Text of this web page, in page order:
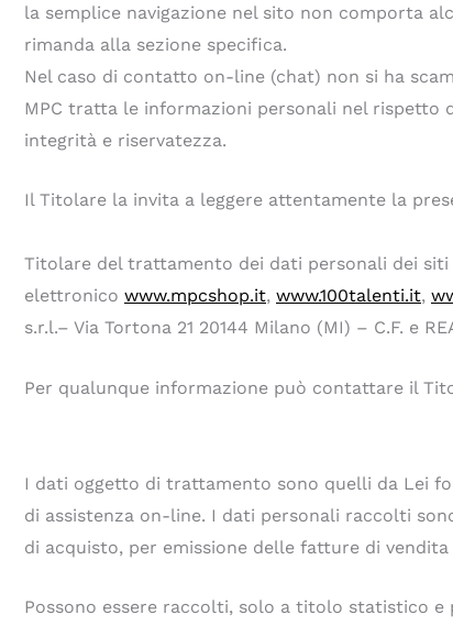
la semplice navigazione nel sito non comporta
rimanda alla sezione specifica.
Nel caso di contatto on-line (chat) non si ha
MPC tratta le informazioni personali nel rispetto
integrità e riservatezza.
Il Titolare la invita a leggere attentamente la
Titolare del trattamento dei dati personali dei siti
elettronico www.mpcshop.it, www.100talenti.it,
s.r.l.– Via Tortona 21 20144 Milano (MI) – C.F. e
Per qualunque informazione può contattare il
I dati oggetto di trattamento sono quelli da Lei
di assistenza on-line. I dati personali raccolti
di acquisto, per emissione delle fatture di
Possono essere raccolti, solo a titolo statistico